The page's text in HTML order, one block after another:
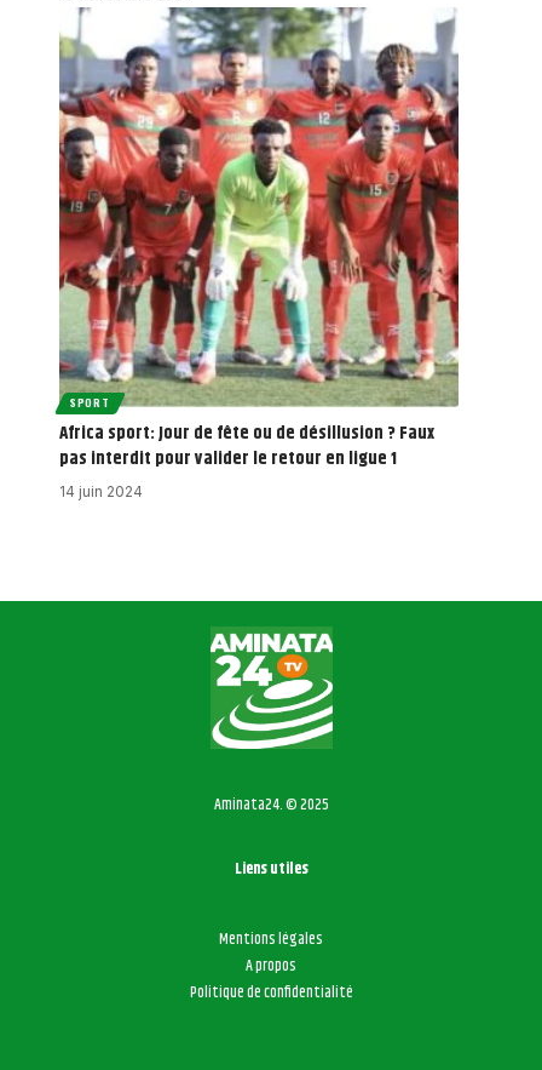
SPORT
Africa sport: Jour de fête ou de désillusion ? Faux
pas interdit pour valider le retour en ligue 1
14 juin 2024
Aminata24. © 2025
Liens utiles
Mentions légales
A propos
Politique de confidentialité